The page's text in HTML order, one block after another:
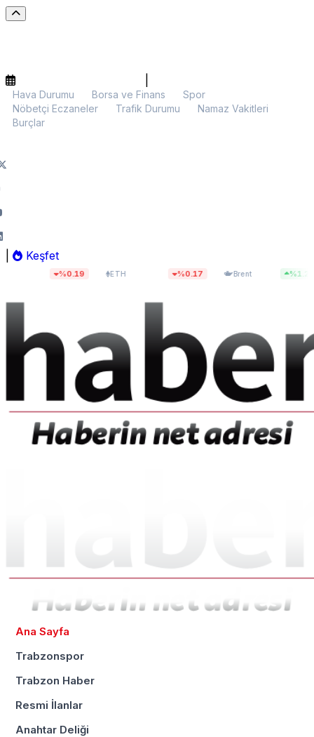
Hava Durumu Borsa ve Finans
Spor
Nöbetçi Eczaneler
Trafik Durumu
Namaz Vakitleri
Burçlar
Keşfet
ETH$1.913,81 Brent $83,55 %1.29 BIST
Ana Sayfa
Trabzonspor
Trabzon Haber
Resmi İlanlar
Anahtar Deliği